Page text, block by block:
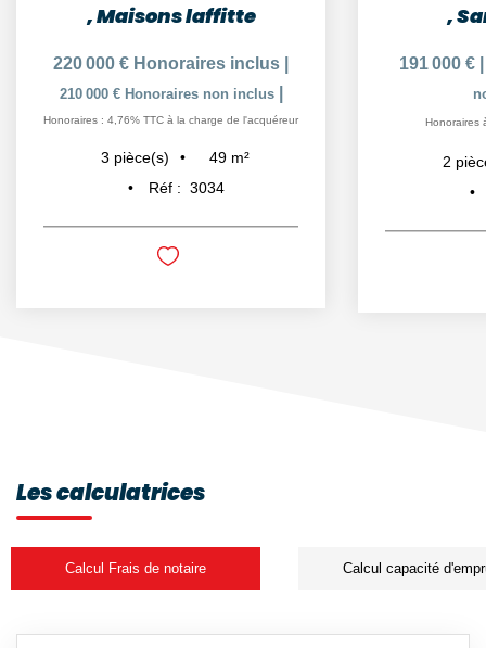
,Maisons laffitte
220 000 € Honoraires inclus
210 000 € Honoraires non inclus
Honoraires : 4,76% TTC à la charge de l'acquéreur
3 pièce(s) 49 m²
Réf : 3034
,
191 000 €
Honoraires
2
Les calculatrices
Calcul Frais de notaire Calcul capacité